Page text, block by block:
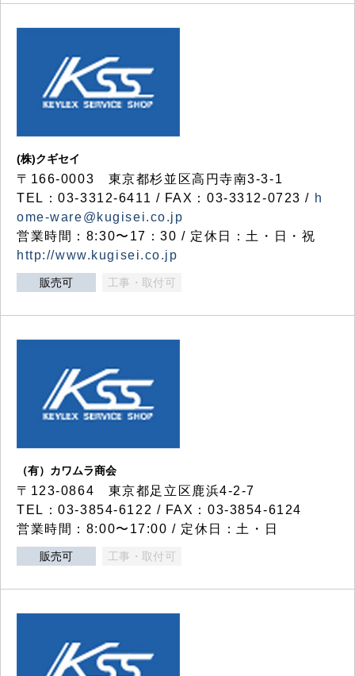
(株)クギセイ
〒166-0003 東京都杉並区高円寺南3-3-1
TEL：03-3312-6411 / FAX：03-3312-0723 / h
ome-ware@kugisei.co.jp
営業時間：8:30〜17：30 / 定休日：土・日・祝
http://www.kugisei.co.jp
販売可 工事・取付可
（有）カワムラ商会
〒123-0864 東京都足立区鹿浜4-2-7
TEL：03-3854-6122 / FAX：03-3854-6124
営業時間：8:00〜17:00 / 定休日：土・日
販売可 工事・取付可